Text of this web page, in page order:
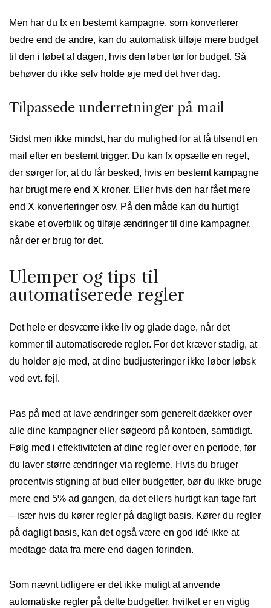
Men har du fx en bestemt kampagne, som konverterer
bedre end de andre, kan du automatisk tilføje mere budget
til den i løbet af dagen, hvis den løber tør for budget. Så
behøver du ikke selv holde øje med det hver dag.
Tilpassede underretninger på mail
Sidst men ikke mindst, har du mulighed for at få tilsendt en
mail efter en bestemt trigger. Du kan fx opsætte en regel,
der sørger for, at du får besked, hvis en bestemt kampagne
har brugt mere end X kroner. Eller hvis den har fået mere
end X konverteringer osv. På den måde kan du hurtigt
skabe et overblik og tilføje ændringer til dine kampagner,
når der er brug for det.
Ulemper og tips til
automatiserede regler
Det hele er desværre ikke liv og glade dage, når det
kommer til automatiserede regler. For det kræver stadig, at
du holder øje med, at dine budjusteringer ikke løber løbsk
ved evt. fejl.
Pas på med at lave ændringer som generelt dækker over
alle dine kampagner eller søgeord på kontoen, samtidigt.
Følg med i effektiviteten af dine regler over en periode, før
du laver større ændringer via reglerne. Hvis du bruger
procentvis stigning af bud eller budgetter, bør du ikke bruge
mere end 5% ad gangen, da det ellers hurtigt kan tage fart
– især hvis du kører regler på dagligt basis. Kører du regler
på dagligt basis, kan det også være en god idé ikke at
medtage data fra mere end dagen forinden.
Som nævnt tidligere er det ikke muligt at anvende
automatiske regler på delte budgetter, hvilket er en vigtig